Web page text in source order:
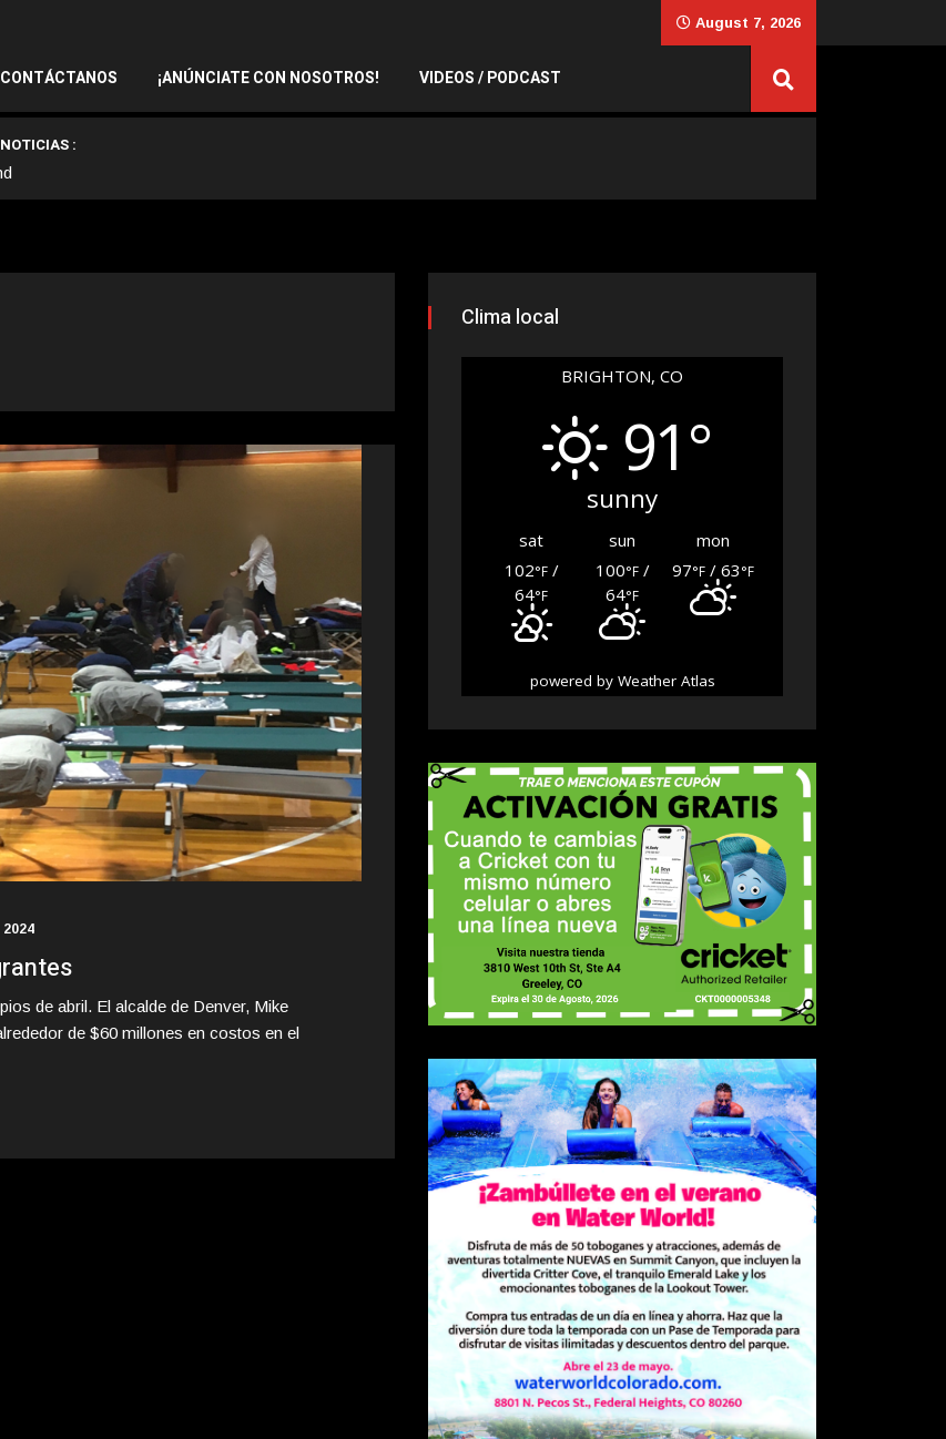
August 7, 2026
CONTÁCTANOS ¡ANÚNCIATE CON NOSOTROS! VIDEOS / PODCAST
:
de abril. El alcalde de Denver, Mike
de $60 millones en costos en el
Clima local
BRIGHTON, CO
91°
sunny
sat sun
mon
102°F/
64°F
100°F/
64°F
97°F / 63°F
powered by Weather Atlas